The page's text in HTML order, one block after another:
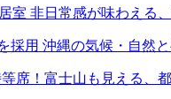
室 非日常感が味わえる
採用 沖縄の気候・自然
席！富士山も見える、